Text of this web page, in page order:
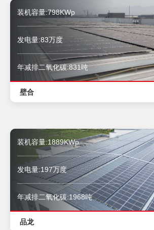
装机容量:798KWp
发电量:83万度
年减排二氧化碳:831吨
壁合
装机容量:1889KWp
发电量:197万度
年减排二氧化碳:1968吨
品龙